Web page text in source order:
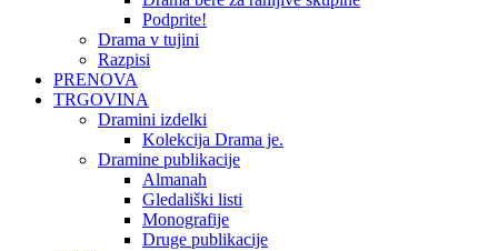
Podprite!
Drama v tujini
Razpisi
PRENOVA
TRGOVINA
Dramini izdelki
Kolekcija Drama je.
Dramine publikacije
Almanah
Gledališki listi
Monografije
Druge publikacije